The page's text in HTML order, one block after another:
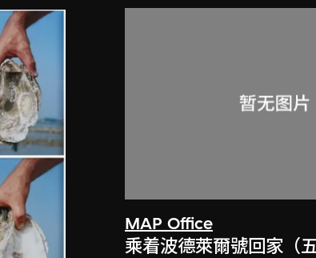
MAP Office
乘着波德萊爾號回家（五